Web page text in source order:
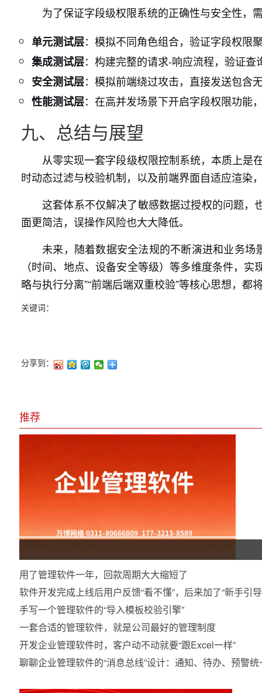
为了保证字段级权限系统的正确性与安全性，
单元测试层：模拟不同角色组合，验证字段权限
集成测试层：构建完整的请求-响应流程，验证
安全测试层：模拟前端绕过攻击，直接发送包含
性能测试层：在高并发场景下开启字段权限功能
九、总结与展望
从零实现一套字段级权限控制系统，本质上是
时动态过滤与校验机制，以及前端界面自适应渲染
这套体系不仅解决了敏感数据过授权的问题
面更简洁，误操作风险也大大降低。
未来，随着数据安全法规的不断演进和业务
（时间、地点、设备安全等级）等多维度条件，
略与执行分离”“前端后端双重校验”等核心思想，
关键词：
分享到：
推荐
用了管理软件一年，回款周期大大缩短了
软件开发完成上线后用户反馈“看不懂”，后来加了“新手引
手写一个管理软件的“导入模板校验引擎”
一套合适的管理软件，就是公司最好的管理制度
开发企业管理软件时，客户动不动就要“跟Excel一样”
聊聊企业管理软件的“消息总线”设计：通知、待办、预警